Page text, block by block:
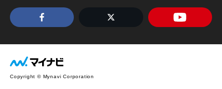
Copyright © Mynavi Corporation